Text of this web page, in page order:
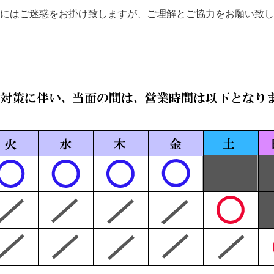
はご迷惑をお掛け致しますが、ご理解とご協力をお願い致